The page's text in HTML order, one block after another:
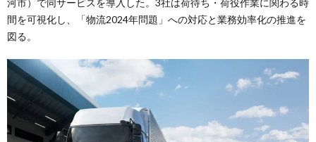
間を可視化し、「物流2024年問題」への対応と業務効率化の推進を
図る。